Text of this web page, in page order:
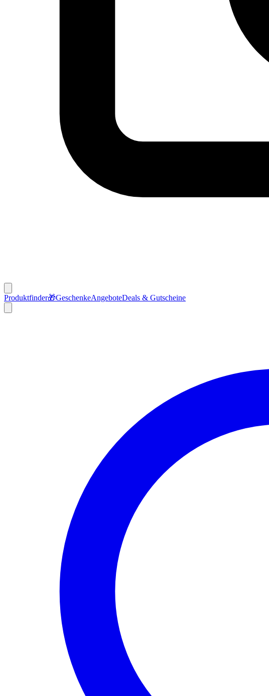
Produktfinder🎁GeschenkeAngeboteDeals & Gutscheine